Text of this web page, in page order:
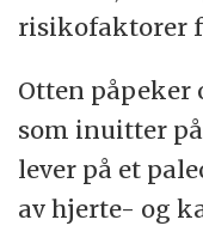
risikofaktorer
Otten
som inuitter
lever på et
av hjerte- og